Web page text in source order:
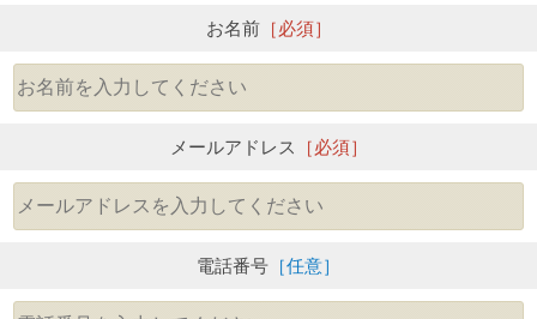
お名前［必須］
メールアドレス ［必須］
電話番号 ［任意］